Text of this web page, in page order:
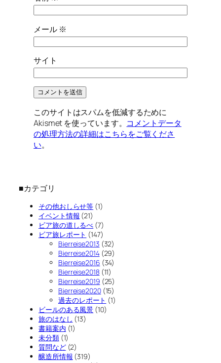
メール ※
サイト
このサイトはスパムを低減するために
Akismet を使っています。 コメントデータ
の処理方法の詳細はこちらをご覧くださ
い。
■カテゴリ
その他おしらせ等 (1)
イベント情報 (21)
ビア旅の道しるべ (7)
ビア旅レポート (147)
Bierreise2013 (32)
Bierreise2014(29)
Bierreise2016 (34)
Bierreise2018(11)
Bierreise2019 (25)
Bierreise2020(15)
過去のレポート (1)
ビールのある風景 (10)
旅のはなし (13)
書籍案内 (1)
未分類(1)
質問など(2)
醸造所情報 (319)